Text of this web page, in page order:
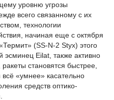
уровню угрозы
всего связанному с их
технологии
начиная еще с октября
(SS-N-2 Styx) этого
эсминец Eilat, также активно
становятся быстрее,
«умнее» касательно
средств оптико-